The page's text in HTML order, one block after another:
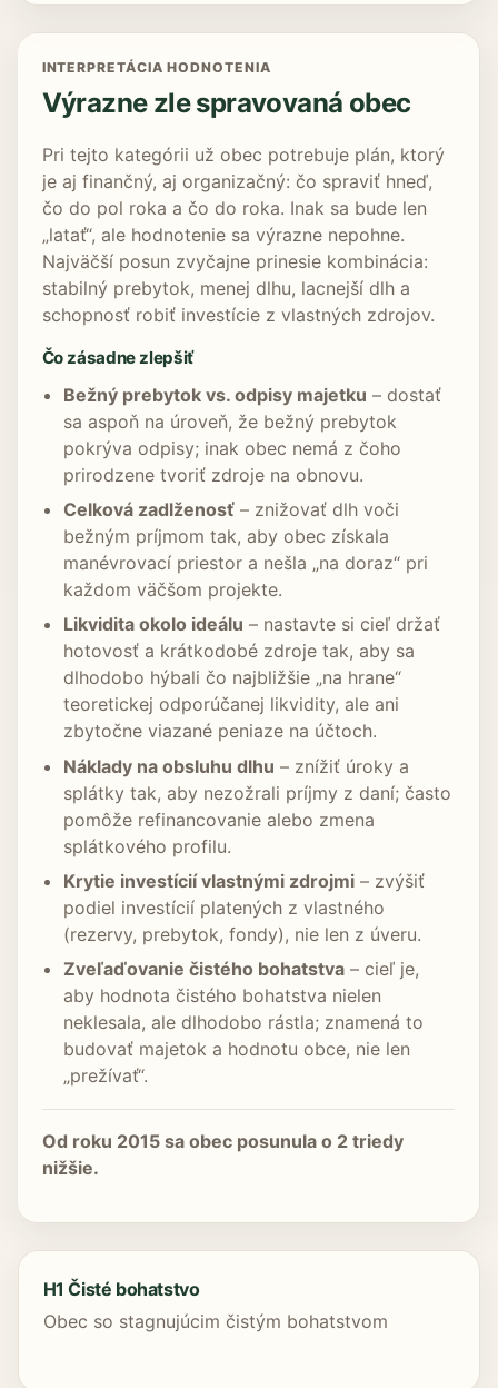
INTERPRETÁCIA HODNOTENIA
Výrazne zle spravovaná obec
Pri tejto kategórii už obec potrebuje plán, ktorý
je aj finančný, aj organizačný: čo spraviť hneď,
čo do pol roka a čo do roka. Inak sa bude len
„latať“, ale hodnotenie sa výrazne nepohne.
Najväčší posun zvyčajne prinesie kombinácia:
stabilný prebytok, menej dlhu, lacnejší dlh a
schopnosť robiť investície z vlastných zdrojov.
Čo zásadne zlepšiť
Bežný prebytok vs. odpisy majetku – dostať
sa aspoň na úroveň, že bežný prebytok
pokrýva odpisy; inak obec nemá z čoho
prirodzene tvoriť zdroje na obnovu.
Celková zadlženosť– znižovať dlh voči
bežným príjmom tak, aby obec získala
manévrovací priestor a nešla „na doraz“ pri
každom väčšom projekte.
Likvidita okolo ideálu – nastavte si cieľ držať
hotovosť a krátkodobé zdroje tak, aby sa
dlhodobo hýbali čo najbližšie „na hrane“
teoretickej odporúčanej likvidity, ale ani
zbytočne viazané peniaze na účtoch.
Náklady na obsluhu dlhu – znížiť úroky a
splátky tak, aby nezožrali príjmy z daní; často
pomôže refinancovanie alebo zmena
splátkového profilu.
Krytie investícií vlastnými zdrojmi– zvýšiť
podiel investícií platených z vlastného
(rezervy, prebytok, fondy), nie len z úveru.
Zveľaďovanie čistého bohatstva– cieľ je,
aby hodnota čistého bohatstva nielen
neklesala, ale dlhodobo rástla; znamená to
budovať majetok a hodnotu obce, nie len
„prežívať“.
Od roku 2015 sa obec posunula o 2 triedy
nižšie.
H1 Čisté bohatstvo
Obec so stagnujúcim čistým bohatstvom